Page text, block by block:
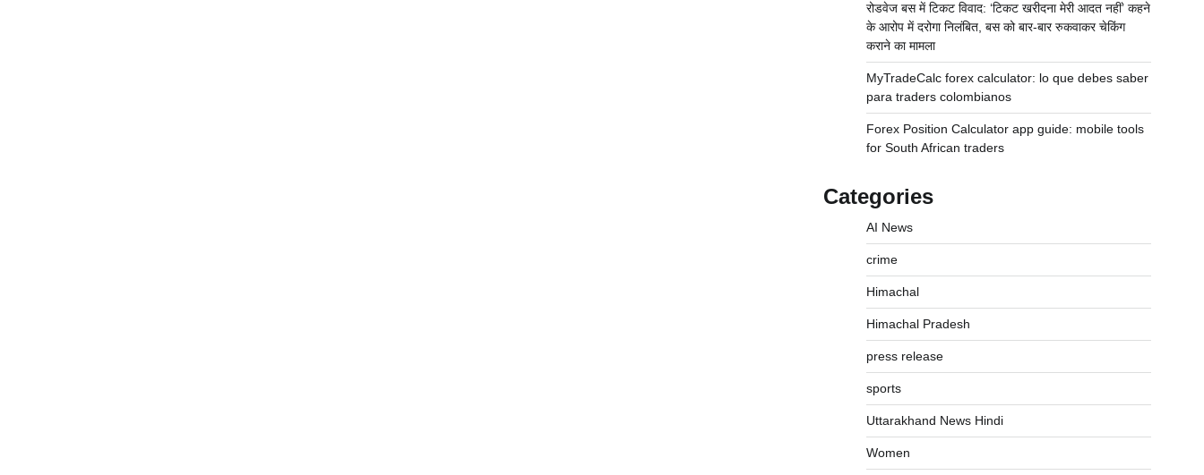
रोडवेज बस में टिकट विवाद: ‘टिकट खरीदना मेरी आदत नहीं’ कहने
के आरोप में दरोगा निलंबित, बस को बार-बार रुकवाकर चेकिंग
कराने का मामला
MyTradeCalc forex calculator: lo que debes saber
para traders colombianos
Forex Position Calculator app guide: mobile tools
for South African traders
Categories
AI News
crime
Himachal
Himachal Pradesh
press release
sports
Uttarakhand News Hindi
Women